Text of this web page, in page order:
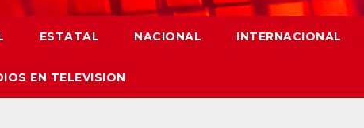
ESTATAL NACIONAL INTERNACIONAL
EN TELEVISION